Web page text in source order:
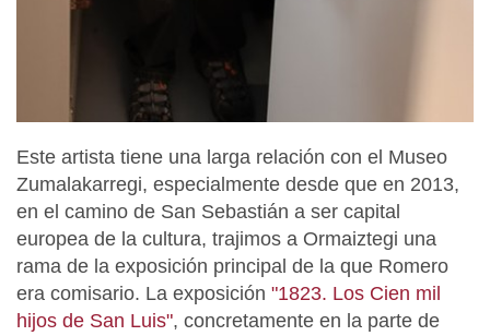
Este artista tiene una larga relación con el Museo
Zumalakarregi, especialmente desde que en 2013,
en el camino de San Sebastián a ser capital
europea de la cultura, trajimos a Ormaiztegi una
rama de la exposición principal de la que Romero
era comisario. La exposición "1823. Los Cien mil
hijos de San Luis", concretamente en la parte de